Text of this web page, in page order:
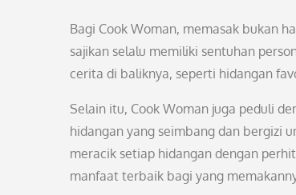
Bagi Cook Woman, memasak bukan
sajikan selalu memiliki sentuhan
cerita di baliknya, seperti hidangan
Selain itu, Cook Woman juga peduli
hidangan yang seimbang dan bergizi
meracik setiap hidangan dengan
manfaat terbaik bagi yang